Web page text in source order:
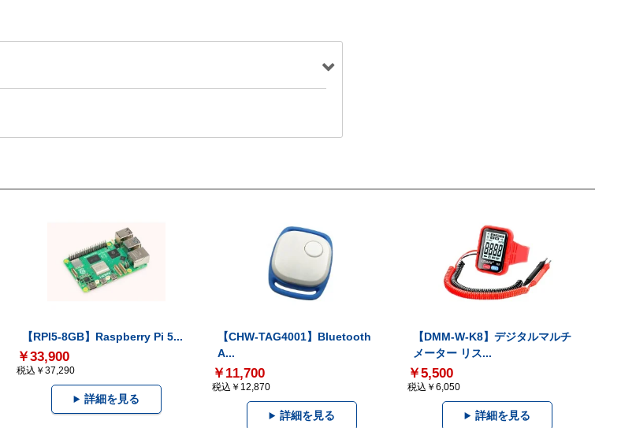
【RPI5-8GB】Raspberry Pi 5...
￥33,900
税込￥37,290
詳細を見る
【CHW-TAG4001】Bluetooth
A...
￥11,700
税込￥12,870
詳細を見る
【DMM-W-K8】デジタルマルチ
メーター リス...
￥5,500
税込￥6,050
詳細を見る